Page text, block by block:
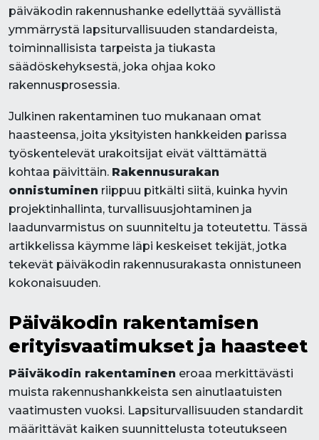
päiväkodin rakennushanke edellyttää syvällistä
ymmärrystä lapsiturvallisuuden standardeista,
toiminnallisista tarpeista ja tiukasta
säädöskehyksestä, joka ohjaa koko
rakennusprosessia.
Julkinen rakentaminen tuo mukanaan omat
haasteensa, joita yksityisten hankkeiden parissa
työskentelevät urakoitsijat eivät välttämättä
kohtaa päivittäin. Rakennusurakan
onnistuminen riippuu pitkälti siitä, kuinka hyvin
projektinhallinta, turvallisuusjohtaminen ja
laadunvarmistus on suunniteltu ja toteutettu. Tässä
artikkelissa käymme läpi keskeiset tekijät, jotka
tekevät päiväkodin rakennusurakasta onnistuneen
kokonaisuuden.
Päiväkodin rakentamisen
erityisvaatimukset ja haasteet
Päiväkodin rakentaminen eroaa merkittävästi
muista rakennushankkeista sen ainutlaatuisten
vaatimusten vuoksi. Lapsiturvallisuuden standardit
määrittävät kaiken suunnittelusta toteutukseen